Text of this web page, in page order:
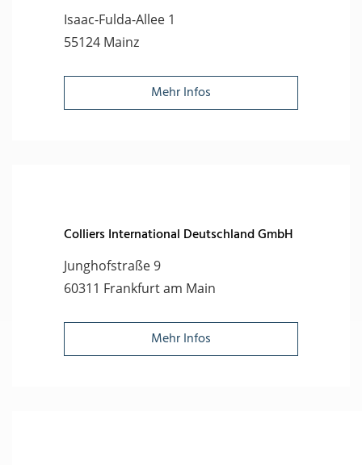
Isaac-Fulda-Allee 1
55124 Mainz
Mehr Infos
Colliers International Deutschland GmbH
Junghofstraße 9
60311 Frankfurt am Main
Mehr Infos